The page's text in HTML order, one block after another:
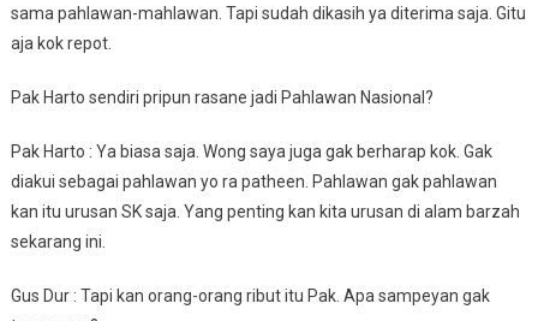
Karno
Prawiranegara
Pahlawan
Nasional
sama pahlawan-mahlawan. Tapi sudah dikasih ya diterima saja. Gitu
aja kok repot.
Pak Harto sendiri pripun rasane jadi Pahlawan Nasional?
Pak Harto : Ya biasa saja. Wong saya juga gak berharap kok. Gak
diakui sebagai pahlawan yo ra patheen. Pahlawan gak pahlawan
kan itu urusan SK saja. Yang penting kan kita urusan di alam barzah
sekarang ini.
Gus Dur : Tapi kan orang-orang ribut itu Pak. Apa sampeyan gak